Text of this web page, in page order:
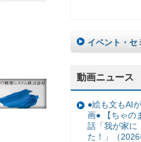
イベント・セ
動画ニュース
●絵も文もAI
画● 【ちゃの
話「我が家に
た！」（2026